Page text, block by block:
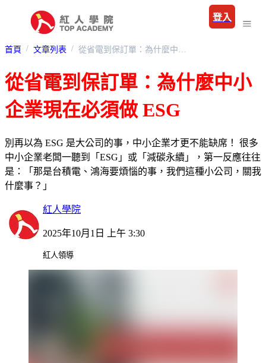
登入
首頁 文章列表 從省電到保訂單：為什麼中小企業現在必須做 ESG
從省電到保訂單：為什麼中小
企業現在必須做 ESG
別再以為 ESG 是大公司的事，中小企業才更不能缺席！ 很多
中小企業老闆一聽到「ESG」或「減碳永續」，第一反應往往
是：「那是台積電、鴻海要煩惱的事，我們這種小公司，關我
什麼事？」
紅人學院
2025年10月1日 上午 3:30
紅人領導